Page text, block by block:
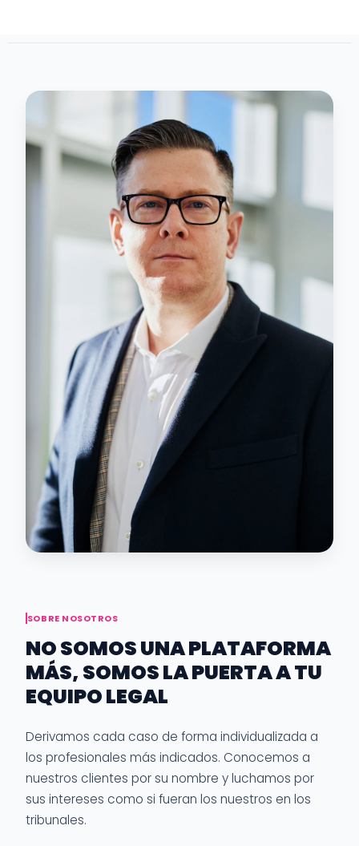
SOBRE NOSOTROS
NO SOMOS UNA PLATAFORMA
MÁS, SOMOS LA PUERTA A TU
EQUIPO LEGAL
Derivamos cada caso de forma individualizada a
los profesionales más indicados. Conocemos a
nuestros clientes por su nombre y luchamos por
sus intereses como si fueran los nuestros en los
tribunales.